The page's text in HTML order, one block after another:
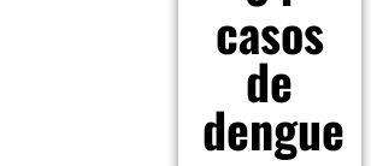
casos
de
dengue